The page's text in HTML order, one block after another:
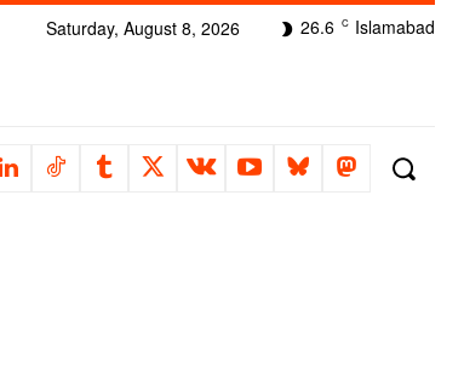
26.6 C Islamabad
Saturday, August 8, 2026